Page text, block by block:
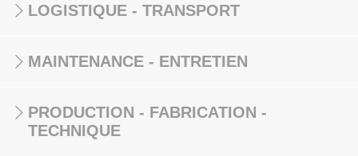
LOGISTIQUE - TRANSPORT
MAINTENANCE - ENTRETIEN
PRODUCTION - FABRICATION -
TECHNIQUE